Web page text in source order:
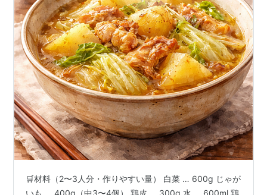
🛒材料（2〜3人分・作りやすい量） 白菜 … 600g じゃが